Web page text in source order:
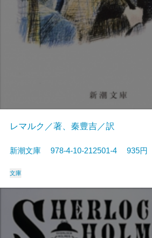
レマルク／著、秦豊吉／訳
新潮文庫 978-4-10-212501-4 935円
文庫